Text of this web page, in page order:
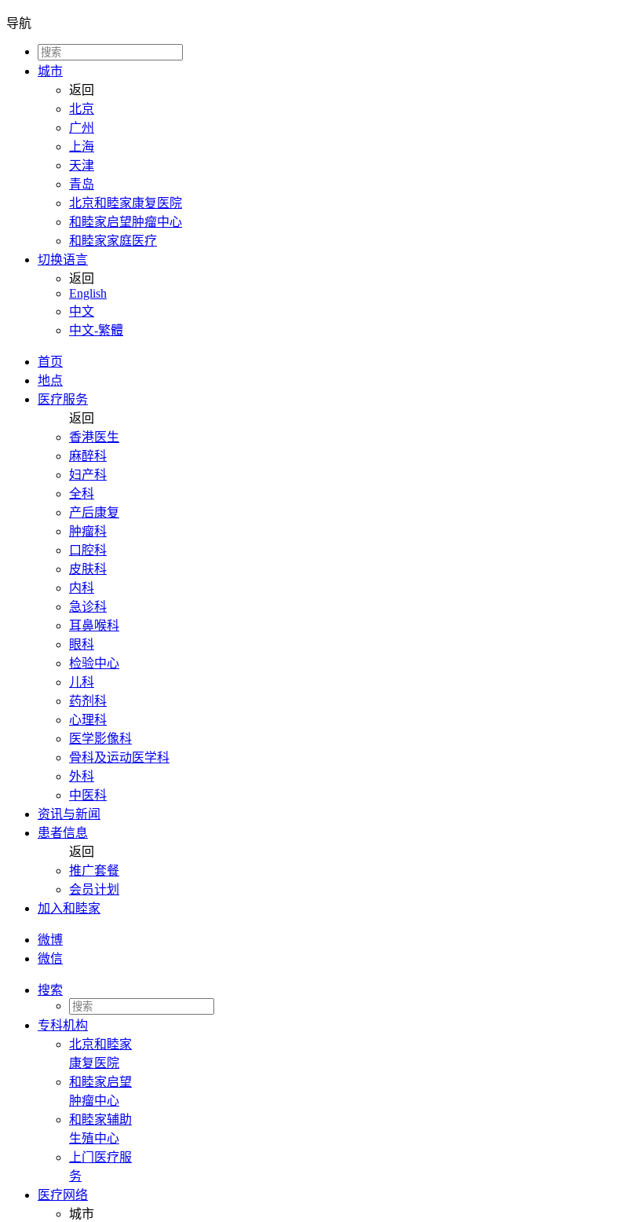
导航
城市
返回
北京
广州
上海
天津
青岛
北京和睦家康复医院
和睦家启望肿瘤中心
和睦家家庭医疗
切换语言
返回
English
中文
中文-繁體
首页
地点
医疗服务
返回
香港医生
麻醉科
妇产科
全科
产后康复
肿瘤科
口腔科
皮肤科
内科
急诊科
耳鼻喉科
眼科
检验中心
儿科
药剂科
心理科
医学影像科
骨科及运动医学科
外科
中医科
资讯与新闻
患者信息
返回
推广套餐
会员计划
加入和睦家
微博
微信
搜索
专科机构
北京和睦家
康复医院
和睦家启望
肿瘤中心
和睦家辅助
生殖中心
上门医疗服
务
医疗网络
城市